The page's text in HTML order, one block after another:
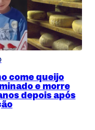
come queijo
e morre
depois após